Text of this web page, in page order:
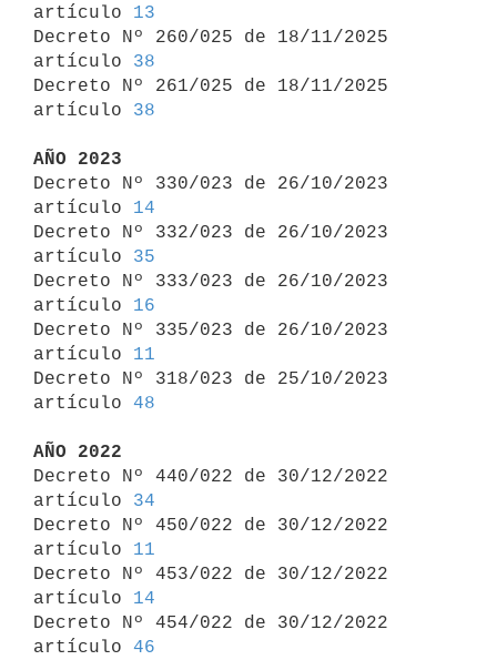
artículo 13
Decreto Nº 260/025 de 18/11/2025
artículo 38
Decreto Nº 261/025 de 18/11/2025
artículo 38
AÑO 2023
Decreto Nº 330/023 de 26/10/2023
artículo 14
Decreto Nº 332/023 de 26/10/2023
artículo 35
Decreto Nº 333/023 de 26/10/2023
artículo 16
Decreto Nº 335/023 de 26/10/2023
artículo 11
Decreto Nº 318/023 de 25/10/2023
artículo 48
AÑO 2022
Decreto Nº 440/022 de 30/12/2022
artículo 34
Decreto Nº 450/022 de 30/12/2022
artículo 11
Decreto Nº 453/022 de 30/12/2022
artículo 14
Decreto Nº 454/022 de 30/12/2022
artículo 46